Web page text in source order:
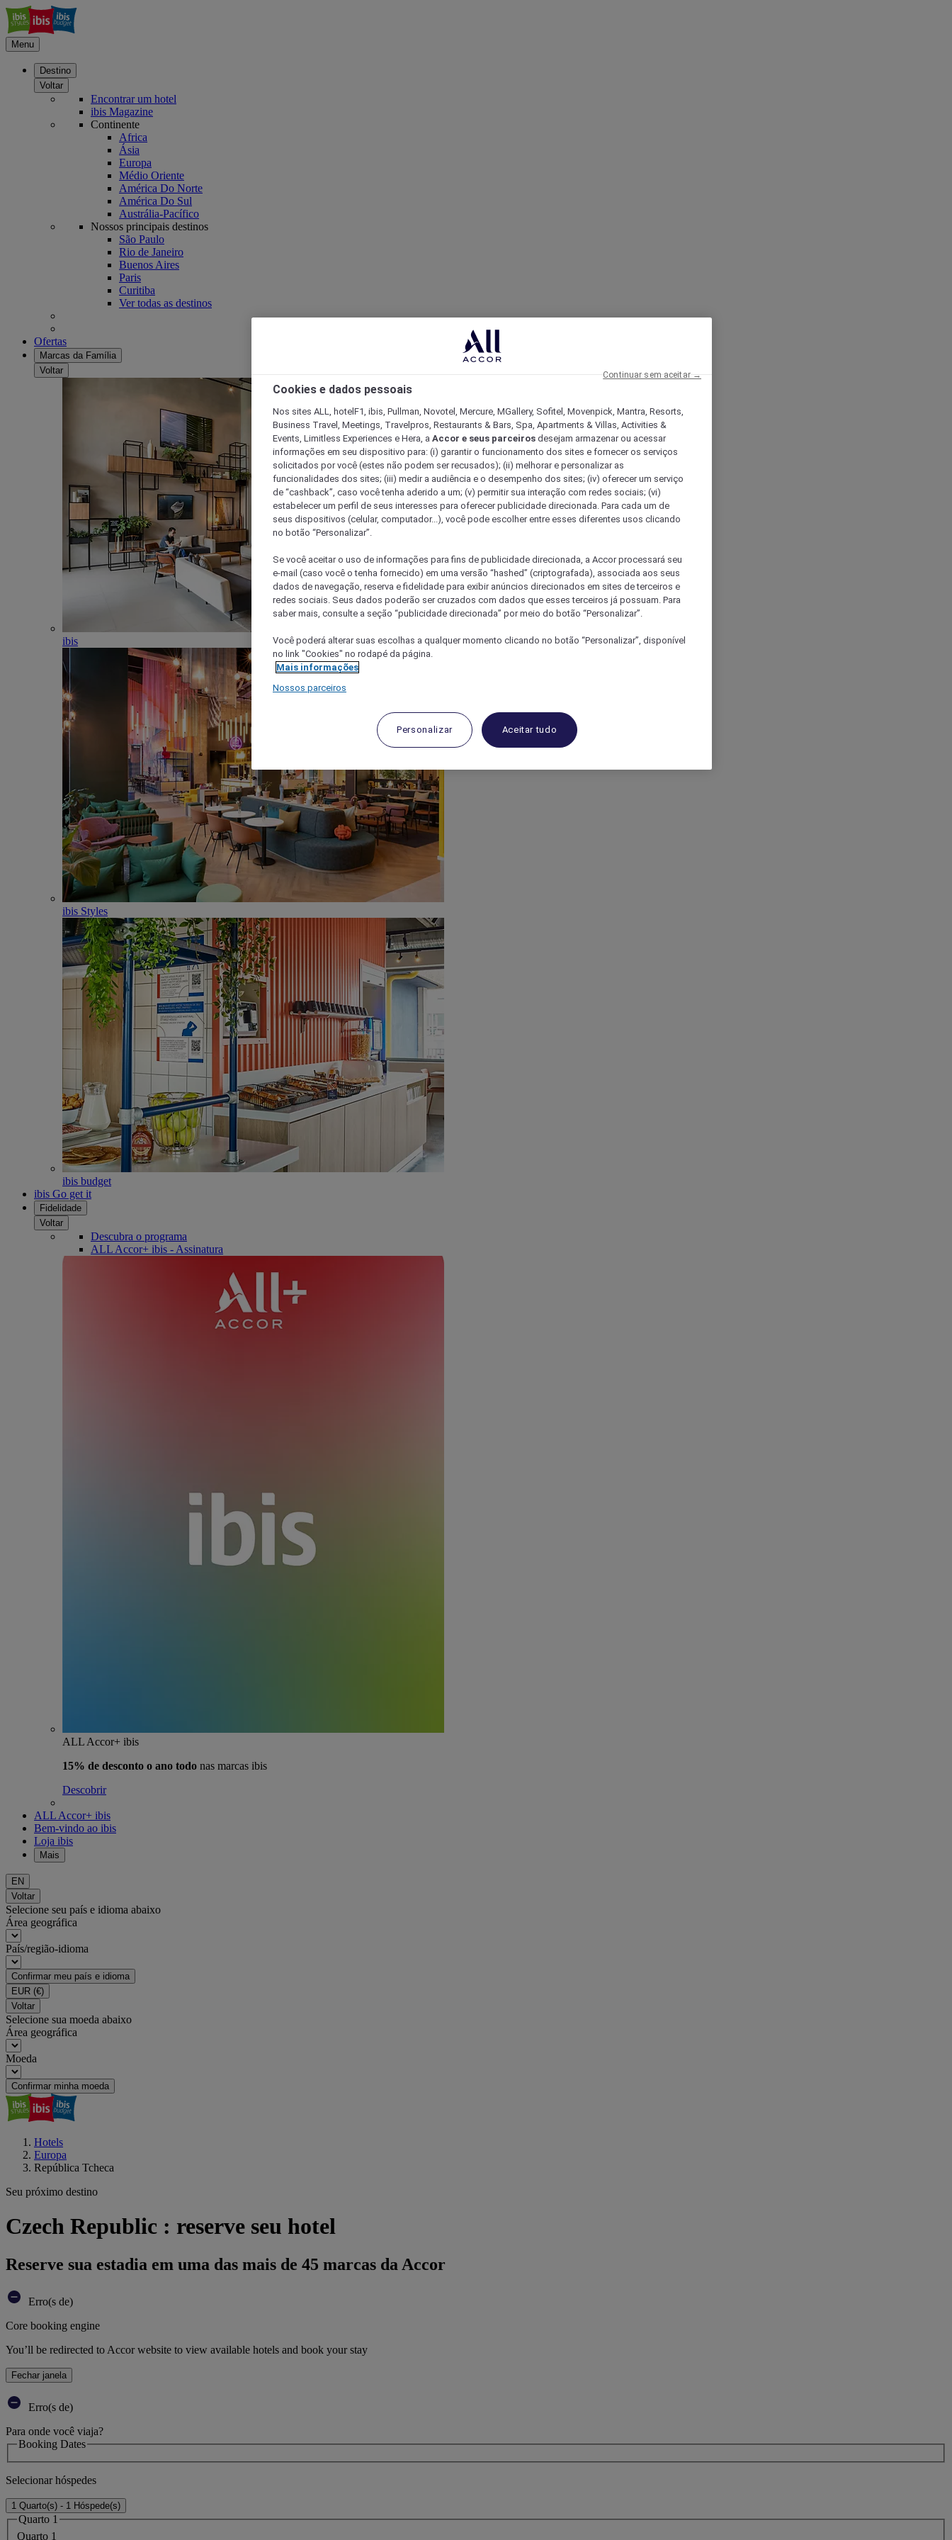
Menu
Destino
Voltar
Encontrar um hotel
ibis Magazine
Continente
Africa
Ásia
Europa
Médio Oriente
América Do Norte
América Do Sul
Austrália-Pacífico
Nossos principais destinos
São Paulo
Rio de Janeiro
Buenos Aires
Paris
Curitiba
Ver todas as destinos
Ofertas
Marcas da Família
Voltar
ibis
ibis Styles
ibis budget
ibis Go get it
Fidelidade
Voltar
Descubra o programa
ALL Accor+ ibis - Assinatura
ALL Accor+ ibis
15% de desconto o ano todo nas marcas ibis
Descobrir
ALL Accor+ ibis
Bem-vindo ao ibis
Loja ibis
Mais
EN
Voltar
Selecione seu país e idioma abaixo
Área geográfica
País/região-idioma
Confirmar meu país e idioma
EUR (€)
Voltar
Selecione sua moeda abaixo
Área geográfica
Moeda
Confirmar minha moeda
Hotels
Europa
República Tcheca
Seu próximo destino
Czech Republic : reserve seu hotel
Reserve sua estadia em uma das mais de 45 marcas da Accor
Erro(s de)
Core booking engine
You’ll be redirected to Accor website to view available hotels and book your stay
Fechar janela
Erro(s de)
Para onde você viaja?
Booking Dates
Selecionar hóspedes
1 Quarto(s) - 1 Hóspede(s)
Quarto 1
Quarto 1
Cookies e dados pessoais
Nos sites ALL, hotelF1, ibis, Pullman, Novotel, Mercure, MGallery, Sofitel, Movenpick, Mantra, Resorts,
Business Travel, Meetings, Travelpros, Restaurants & Bars, Spa, Apartments & Villas, Activities &
Events, Limitless Experiences e Hera, a Accor e seus parceiros desejam armazenar ou acessar
informações em seu dispositivo para: (i) garantir o funcionamento dos sites e fornecer os serviços
solicitados por você (estes não podem ser recusados); (ii) melhorar e personalizar as
funcionalidades dos sites; (iii) medir a audiência e o desempenho dos sites; (iv) oferecer um serviço
de “cashback”, caso você tenha aderido a um; (v) permitir sua interação com redes sociais; (vi)
estabelecer um perfil de seus interesses para oferecer publicidade direcionada. Para cada um de
seus dispositivos (celular, computador...), você pode escolher entre esses diferentes usos clicando
no botão “Personalizar”.
Se você aceitar o uso de informações para fins de publicidade direcionada, a Accor processará seu
e-mail (caso você o tenha fornecido) em uma versão “hashed” (criptografada), associada aos seus
dados de navegação, reserva e fidelidade para exibir anúncios direcionados em sites de terceiros e
redes sociais. Seus dados poderão ser cruzados com dados que esses terceiros já possuam. Para
saber mais, consulte a seção “publicidade direcionada” por meio do botão “Personalizar”.
Você poderá alterar suas escolhas a qualquer momento clicando no botão “Personalizar”, disponível
no link "Cookies" no rodapé da página.
Mais informações
Nossos parceiros
Personalizar Aceitar tudo
Continuar sem aceitar →